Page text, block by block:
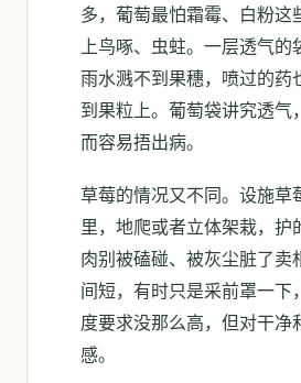
多，葡萄最怕霜霉、白粉这
上鸟啄、虫蛀。一层透气的
雨水溅不到果穗，喷过的药
到果粒上。葡萄袋讲究透气
而容易捂出病。
草莓的情况又不同。设施草
里，地爬或者立体架栽，护
肉别被磕碰、被灰尘脏了卖
间短，有时只是采前罩一下
度要求没那么高，但对干净
感。